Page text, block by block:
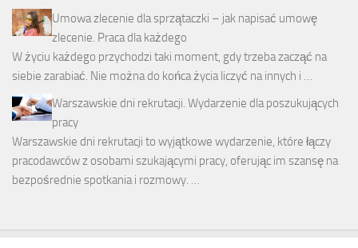
Umowa zlecenie dla sprzątaczki – jak napisać umowę
zlecenie. Praca dla każdego
W życiu każdego przychodzi taki moment, gdy trzeba zacząć na
siebie zarabiać. Nie można do końca życia liczyć na innych i …
Warszawskie dni rekrutacji. Wydarzenie dla poszukujących
pracy
Warszawskie dni rekrutacji to wyjątkowe wydarzenie, które łączy
pracodawców z osobami szukającymi pracy, oferując im szansę na
bezpośrednie spotkania i rozmowy. …